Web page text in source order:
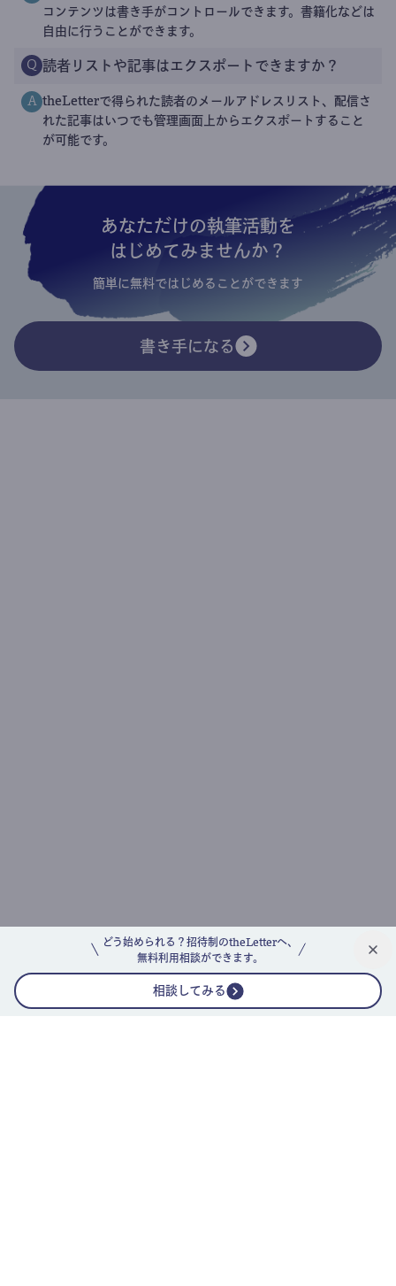
どう始められる？招待制のtheLetterへ、
無料利用相談ができます。
相談してみる
コンテンツは書き手がコントロールできます。書籍化などは
自由に行うことができます。
Q 読者リストや記事はエクスポートできますか？
A theLetterで得られた読者のメールアドレスリスト、配信さ
れた記事はいつでも管理画面上からエクスポートすること
が可能です。
あなただけの執筆活動を
はじめてみませんか？
簡単に無料ではじめることができます
書き手になる